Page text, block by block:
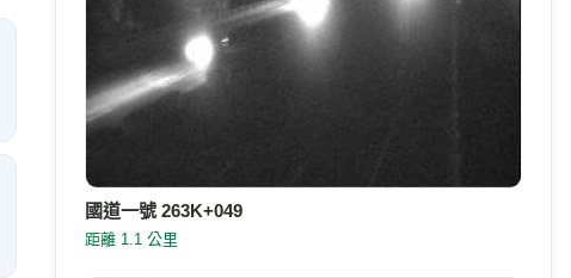
國道一號 263K+049
距離 1.1 公里